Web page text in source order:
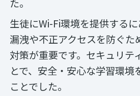
生徒にWi-Fi環境を提供する
漏洩や不正アクセスを防ぐた
対策が重要です。セキュリテ
とで、安全・安心な学習環境
ことでした。